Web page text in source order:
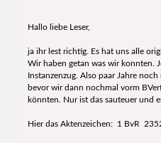
Hallo liebe Leser,
ja ihr lest richtig. Es hat uns alle
Wir haben getan was wir konnten.
Instanzenzug. Also paar Jahre
bevor wir dann nochmal vorm
könnten. Nur ist das sauteuer und
Hier das Aktenzeichen: 1 BvR